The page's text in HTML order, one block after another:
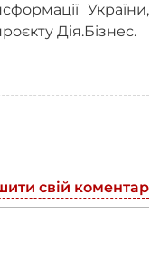
України,
Дія.Бізнес.
свій коментар